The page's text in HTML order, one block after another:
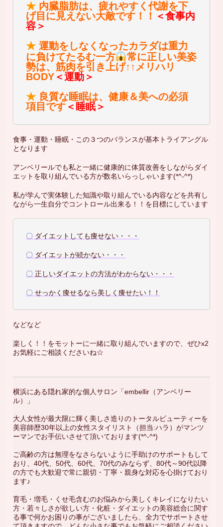
★ 内臓脂肪は、疲れやすく代謝を下
げ目に見えない大敵です！！ ＜食事内
容＞
★ 運動をしなくなったカラダは重力
に負けてたるむ一方
常に正しい美姿
勢は、筋肉を引き上げ↑↑メリハリ
BODY ＜運動＞
★ 良質な睡眠は、健康＆美への必須
項目です ＜睡眠＞
食事・運動・睡眠・この３つのバランスが基本トライアングル
となります
アンベリールでも私と一緒に健康的に体質改善をしながらダイ
エットを取り組んでいる方が数名いらっしゃいます(*^-^*)
私が学んで実体験した知識や取り組んでいる内容などを共有し
ながら一生自分でコントロール出来る！！を目標にしています
〇 ダイエットしても痩せない・・・
〇 ダイエットが続かない・・・
〇 正しいダイエットの方法がわからない・・・
〇 せっかく痩せるなら美しく痩せたい！！
などなど
楽しく！！をモットーに一緒に取り組んでいますので、ぜひx2
お気軽にご相談くださいね☆
横浜にある隠れ家的な個人サロン「embellir（アンベリー
ル）」
大人女性が最大限に輝く美しさ造りのトータルビューティーを
美容師歴30年以上の女性スタイリスト（担当:ハラ）がマンツ
ーマンでお手伝いさせて頂いております(*^-^*)
ご高齢の方は無理をなさらないように手助けのサポートもして
おり、40代、50代、60代、70代のみならず、80代～90代以降
の方でも大歓迎で常に親切・丁寧・親身な対応を心掛けており
ます♪
育毛・増毛・くせ毛含むのお悩みから美しくキレイになりたい
方・若々しさが欲しい方・化粧・ダイエットの美容総合に関す
る事で何かお困りの事がございましたら、全力でサポートさせ